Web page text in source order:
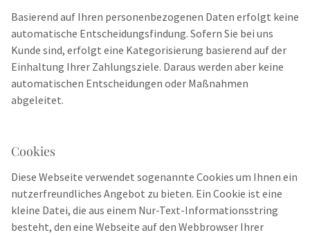
Basierend auf Ihren personenbezogenen Daten erfolgt keine
automatische Entscheidungsfindung. Sofern Sie bei uns
Kunde sind, erfolgt eine Kategorisierung basierend auf der
Einhaltung Ihrer Zahlungsziele. Daraus werden aber keine
automatischen Entscheidungen oder Maßnahmen
abgeleitet.
Cookies
Diese Webseite verwendet sogenannte Cookies um Ihnen ein
nutzerfreundliches Angebot zu bieten. Ein Cookie ist eine
kleine Datei, die aus einem Nur-Text-Informationsstring
besteht, den eine Webseite auf den Webbrowser Ihrer